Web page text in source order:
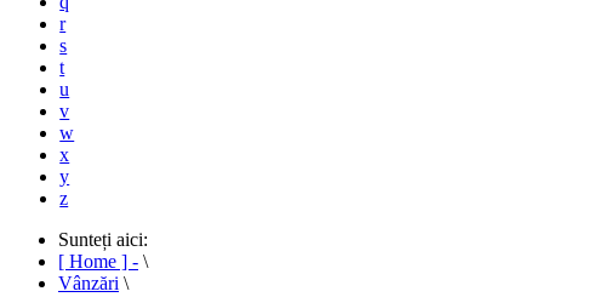
r
s
t
u
v
w
x
y
z
Sunteți aici:
[ Home ] - \
Vânzări \